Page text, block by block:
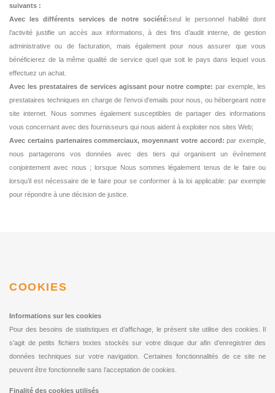
suivants :
Avec les différents services de notre société:seul le personnel habilité dont
l’activité justifie un accès aux informations, à des fins d’audit interne, de gestion
administrative ou de facturation, mais également pour nous assurer que vous
bénéficierez de la même qualité de service quel que soit le pays dans lequel vous
effectuez un achat.
Avec les prestataires de services agissant pour notre compte: par exemple, les
prestataires techniques en charge de l’envoi d’emails pour nous, ou hébergeant notre
site internet. Nous sommes également susceptibles de partager des informations
vous concernant avec des fournisseurs qui nous aident à exploiter nos sites Web;
Avec certains partenaires commerciaux, moyennant votre accord: par exemple,
nous partagerons vos données avec des tiers qui organisent un évènement
conjointement avec nous ; lorsque Nous sommes légalement tenus de le faire ou
lorsqu’il est nécessaire de le faire pour se conformer à la loi applicable: par exemple
pour répondre à une décision de justice.
COOKIES
Informations sur les cookies
Pour des besoins de statistiques et d’affichage, le présent site utilise des cookies. Il
s’agit de petits fichiers textes stockés sur votre disque dur afin d’enregistrer des
données techniques sur votre navigation. Certaines fonctionnalités de ce site ne
peuvent être fonctionnelle sans l’acceptation de cookies.
Finalité des cookies utilisés